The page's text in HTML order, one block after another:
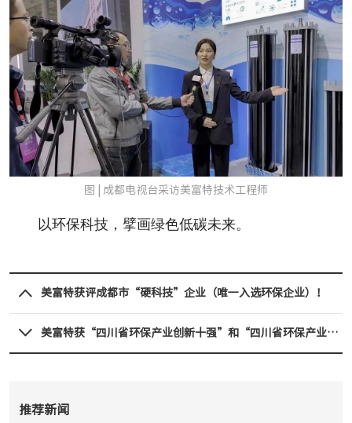
图 | 成都电视台采访美富特技术工程师
以环保科技，擘画绿色低碳未来。
美富特获评成都市“硬科技”企业（唯一入选环保企业）！
美富特获“四川省环保产业创新十强”和“四川省环保产业50
推荐新闻